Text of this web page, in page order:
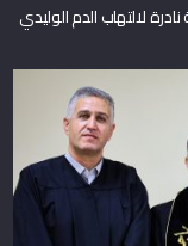
لالتهاب الدم الوليدي